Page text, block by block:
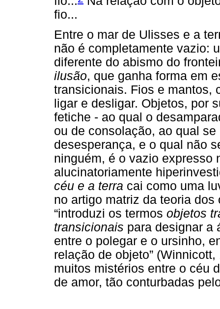
fio...
Entre o mar de Ulisses e a
não é completamente vazio:
diferente do abismo do
ilusão, que ganha forma em
transicionais. Fios e mantos,
ligar e desligar. Objetos, por
fetiche - ao qual o
ou de consolação, ao qual
desesperança, e o qual não
ninguém, é o vazio expresso
alucinatoriamente
céu e a terra cai como uma
no artigo matriz da teoria
“introduzi os termos objetos
transicionais para designar a
entre o polegar e o ursinho,
relação de objeto”
muitos mistérios entre o céu
de amor, tão conturbadas